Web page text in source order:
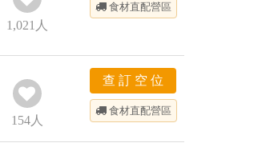
1,021 人
食材直配營區
154人
查 訂 空 位
食材直配營區